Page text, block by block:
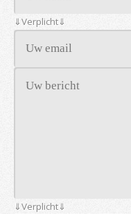
⇓Verplicht⇓
⇓Verplicht⇓